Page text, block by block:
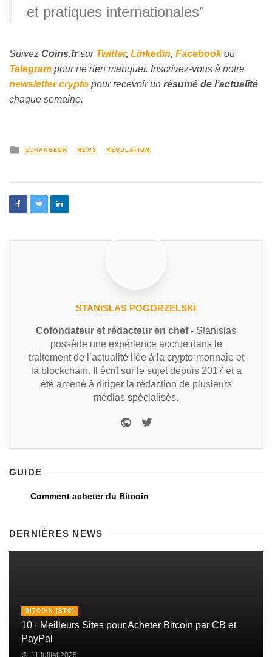
et pratiques internationales”
Suivez Coins.frsur Twitter, Linkedin, Facebookou
Telegram pour ne rien manquer. Inscrivez-vous à notre
newsletter crypto pour recevoir un résumé de l’actualité
chaque semaine.
ECHANGEUR NEWS REGULATION
STANISLAS POGORZELSKI
Cofondateur et rédacteur en chef- Stanislas
possède une expérience accrue dans le
traitement de l’actualité liée à la crypto-monnaie et
la blockchain. Il écrit sur le sujet depuis 2017 et a
été amené à diriger la rédaction de plusieurs
médias spécialisés.
GUIDE
Comment acheter du Bitcoin
DERNIÈRES NEWS
BITCOIN (BTC)
10+ Meilleurs Sites pour Acheter Bitcoin par CB et
PayPal
11 juillet 2025